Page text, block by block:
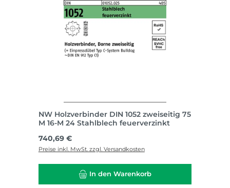
NW Holzverbinder DIN 1052 zweiseitig 75
M 16-M 24 Stahlblech feuerverzinkt
Regulärer Preis:
740,69 €
Preise inkl. MwSt. zzgl. Versandkosten
In den Warenkorb